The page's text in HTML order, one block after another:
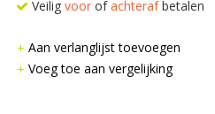
Veilig voorofachterafbetalen
Aan verlanglijst toevoegen
Voeg toe aan vergelijking